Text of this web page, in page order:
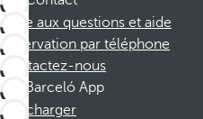
Foire aux questions et aide
Réservation par téléphone
Contactez-nous
Barceló App
Télécharger